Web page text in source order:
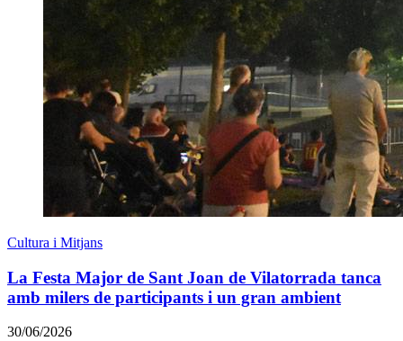
Cultura i Mitjans
La Festa Major de Sant Joan de Vilatorrada tanca
amb milers de participants i un gran ambient
30/06/2026